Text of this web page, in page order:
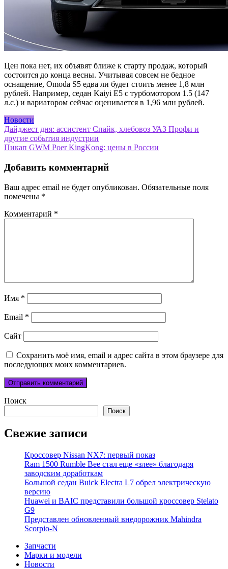
Цен пока нет, их объявят ближе к старту продаж, который
состоится до конца весны. Учитывая совсем не бедное
оснащение, Omoda S5 едва ли будет стоить менее 1,8 млн
рублей. Например, седан Kaiyi E5 с турбомотором 1.5 (147
л.с.) и вариатором сейчас оценивается в 1,96 млн рублей.
Новости
Навигация
по
Дайджест дня: ассистент Спайк, хлебовоз УАЗ Профи и
другие события индустрии
Пикап GWM Poer KingKong: цены в России
Добавить комментарий
Ваш адрес email не будет опубликован. Обязательные поля
помечены *
Комментарий *
Имя *
Email *
Сайт
Сохранить моё имя, email и адрес сайта в этом браузере для
последующих моих комментариев.
Поиск
Поиск
Свежие записи
Кроссовер Nissan NX7: первый показ
Ram 1500 Rumble Bee стал еще «злее» благодаря
заводским доработкам
Большой седан Buick Electra L7 обрел электрическую
версию
Huawei и BAIC представили большой кроссовер Stelato
G9
Представлен обновленный внедорожник Mahindra
Scorpio-N
Запчасти
Марки и модели
Новости